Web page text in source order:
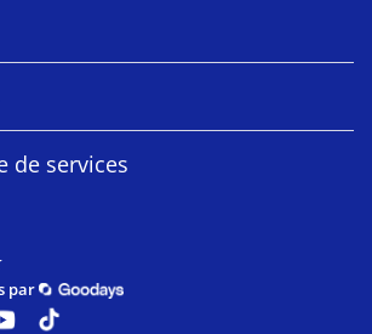
de services
par